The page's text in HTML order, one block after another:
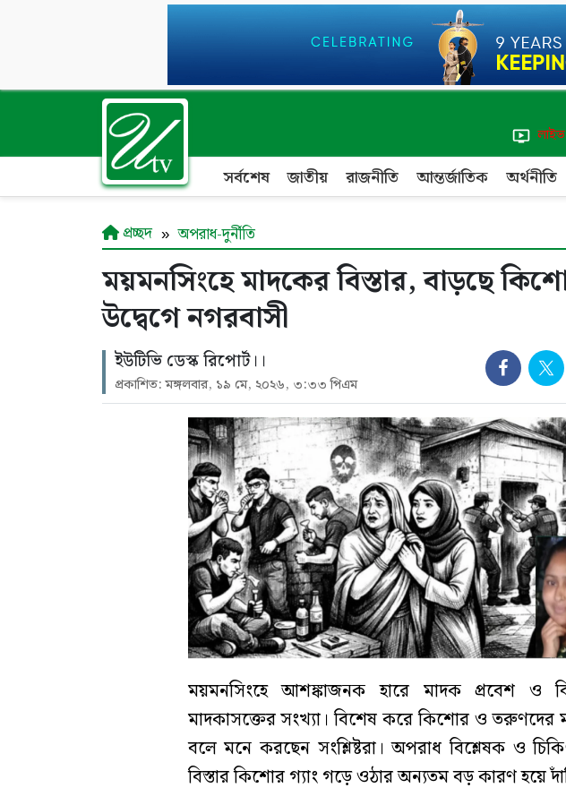
সর্বশেষ জাতীয় রাজনীতি আন্তর্জাতিক অর্থনীতি
প্রচ্ছদ অপরাধ-দুর্নীতি
ময়মনসিংহে মাদকের বিস্তার, বাড়ছে
উদ্বেগে নগরবাসী
ইউটিভি ডেস্ক রিপোর্ট।।
প্রকাশিত: মঙ্গলবার, ১৯ মে, ২০২৬, ৩:৩৩ পিএম
ময়মনসিংহে আশঙ্কাজনক হারে মাদক প্রবেশ ও
মাদকাসক্তের সংখ্যা। বিশেষ করে কিশোর ও তরুণদের
বলে মনে করছেন সংশ্লিষ্টরা। অপরাধ বিশ্লেষক ও
বিস্তার কিশোর গ্যাং গড়ে ওঠার অন্যতম বড় কারণ হয়ে